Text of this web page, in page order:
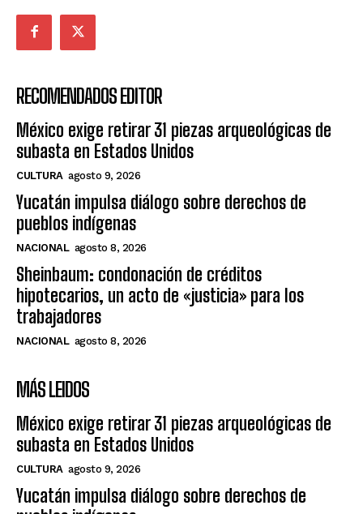
RECOMENDADOS EDITOR
México exige retirar 31 piezas arqueológicas de
subasta en Estados Unidos
CULTURA agosto 9, 2026
Yucatán impulsa diálogo sobre derechos de
pueblos indígenas
NACIONAL agosto 8, 2026
Sheinbaum: condonación de créditos
hipotecarios, un acto de «justicia» para los
trabajadores
NACIONAL agosto 8, 2026
MÁS LEIDOS
México exige retirar 31 piezas arqueológicas de
subasta en Estados Unidos
CULTURA agosto 9, 2026
Yucatán impulsa diálogo sobre derechos de